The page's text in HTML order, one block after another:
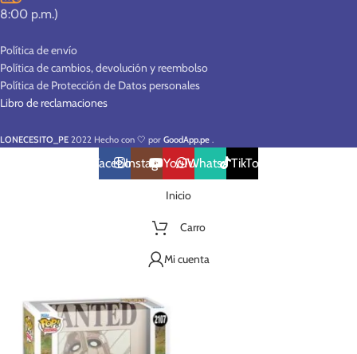
8:00 p.m.)
Política de envío
Política de cambios, devolución y reembolso
Política de Protección de Datos personales
Libro de reclamaciones
LONECESITO_PE 2022 Hecho con 🤍 por GoodApp.pe .
FacebookInstagramYouTubeWhatsAppTikTok
Inicio
Carro
Mi cuenta